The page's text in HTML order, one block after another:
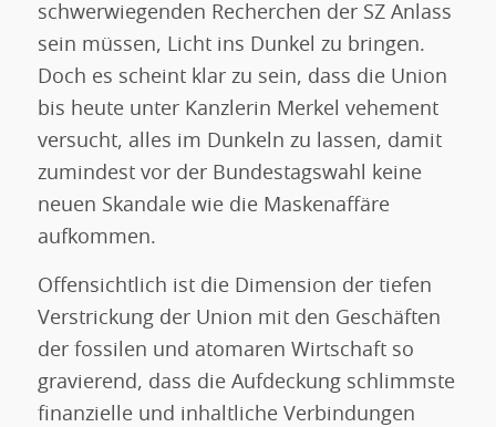
schwerwiegenden Recherchen der SZ Anlass
sein müssen, Licht ins Dunkel zu bringen.
Doch es scheint klar zu sein, dass die Union
bis heute unter Kanzlerin Merkel vehement
versucht, alles im Dunkeln zu lassen, damit
zumindest vor der Bundestagswahl keine
neuen Skandale wie die Maskenaffäre
aufkommen.
Offensichtlich ist die Dimension der tiefen
Verstrickung der Union mit den Geschäften
der fossilen und atomaren Wirtschaft so
gravierend, dass die Aufdeckung schlimmste
finanzielle und inhaltliche Verbindungen